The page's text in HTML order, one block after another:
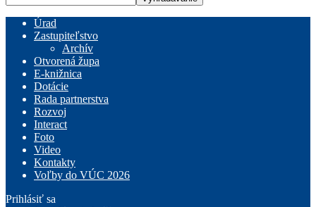
Úrad
Zastupiteľstvo
Archív
Otvorená župa
E-knižnica
Dotácie
Rada partnerstva
Rozvoj
Interact
Foto
Video
Kontakty
Voľby do VÚC 2026
Prihlásiť sa